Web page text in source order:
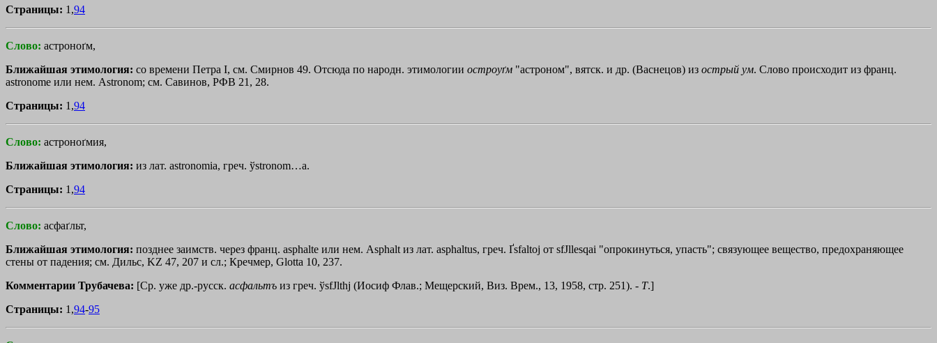
Страницы: 1,94
Слово: астроноґм,
Ближайшая этимология: со времени Петра I, см. Смирнов 49. Отсюда по народн. этимологии остроуґм "астроном", вятск. и др. (Васнецов) из острый ум. Слово происходит из франц.
astronome или нем. Astronom; см. Савинов, РФВ 21, 28.
Страницы: 1,94
Слово: астроноґмия,
Ближайшая этимология: из лат. astronomia, греч. ўstronom…a.
Страницы: 1,94
Слово: асфаґльт,
Ближайшая этимология: позднее заимств. через франц. asphalte или нем. Asphalt из лат. asphaltus, греч. Ґsfaltoj от sfЈllesqai "опрокинуться, упасть"; связующее вещество, предохраняющее
стены от падения; см. Дильс, KZ 47, 207 и сл.; Кречмер, Glotta 10, 237.
Комментарии Трубачева: [Ср. уже др.-русск. асфальтъ из греч. ўsfЈlthj (Иосиф Флав.; Мещерский, Виз. Врем., 13, 1958, стр. 251). - Т.]
Страницы: 1,94-95